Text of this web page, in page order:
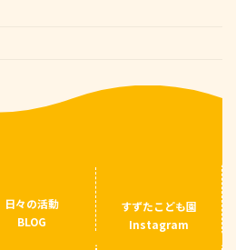
日々の活動
BLOG
すずたこども園
Instagram